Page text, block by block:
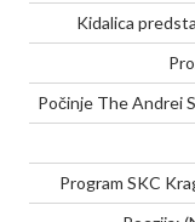
Kidalica
Počinje The Andrei
Program SKC